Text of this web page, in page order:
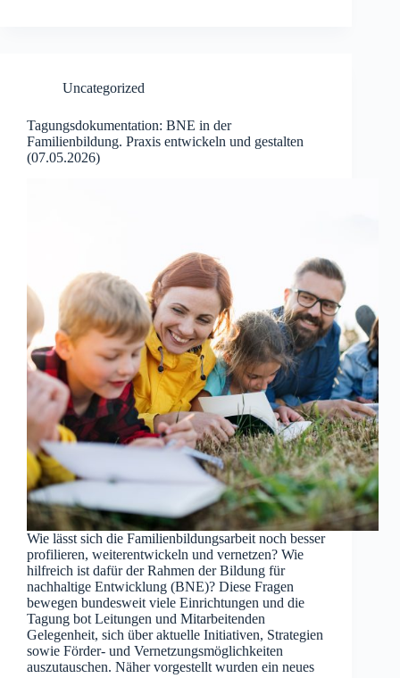
Uncategorized
Tagungsdokumentation: BNE in der
Familienbildung. Praxis entwickeln und gestalten
(07.05.2026)
Wie lässt sich die Familienbildungsarbeit noch besser
profilieren, weiterentwickeln und vernetzen? Wie
hilfreich ist dafür der Rahmen der Bildung für
nachhaltige Entwicklung (BNE)? Diese Fragen
bewegen bundesweit viele Einrichtungen und die
Tagung bot Leitungen und Mitarbeitenden
Gelegenheit, sich über aktuelle Initiativen, Strategien
sowie Förder- und Vernetzungsmöglichkeiten
auszutauschen. Näher vorgestellt wurden ein neues